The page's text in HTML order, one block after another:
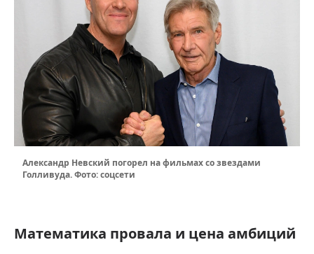
Александр Невский погорел на фильмах со звездами
Голливуда. Фото: соцсети
Математика провала и цена амбиций